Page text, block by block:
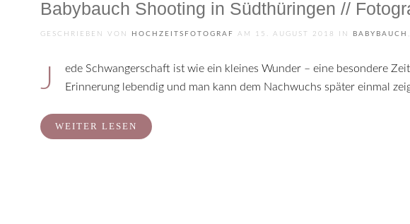
Babybauch Shooting in Südthüringen //
GESCHRIEBEN VON HOCHZEITSFOTOGRAF AM 15. AUGUST 2018 IN BABYBAUCH ,
Jede Schwangerschaft ist wie ein kleines Wunder – eine besondere
Erinnerung lebendig und man kann dem Nachwuchs später einmal
WEITER LESEN